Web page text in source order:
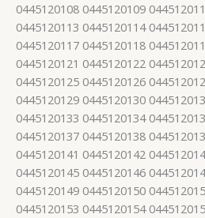
0445120108 0445120109
0445120113 0445120114
0445120117 0445120118
0445120121 0445120122
0445120125 0445120126
0445120129 0445120130
0445120133 0445120134
0445120137 0445120138
0445120141 0445120142
0445120145 0445120146
0445120149 0445120150
0445120153 0445120154